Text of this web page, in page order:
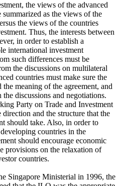
the views of the advanced
as the views of the
the views of the countries
Thus, the interests between
in order to establish a
international investment
such differences must be
the discussions on multilateral
countries must make sure the
meaning of the agreement, and
discussions and negotiations.
Party on Trade and Investment
and the structure that the
should take. Also, in order to
countries in the
should encourage economic
provisions on the relaxation of
countries.
Singapore Ministerial in 1996, the